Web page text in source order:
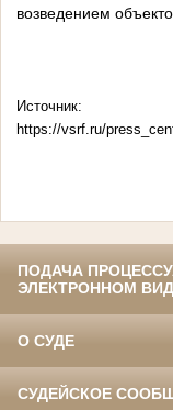
возведением
Источник:
https://vsrf.ru/
ПОДАЧА
ЭЛЕКТРОННОМ
О СУДЕ
СУДЕЙСКОЕ